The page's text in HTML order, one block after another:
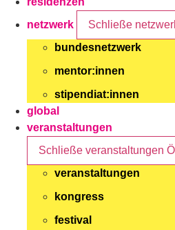
netzwerk
Schließe
bundesnetzwerk
mentor:innen
stipendiat:innen
global
veranstaltungen
Schließe veranstaltungen
veranstaltungen
kongress
festival